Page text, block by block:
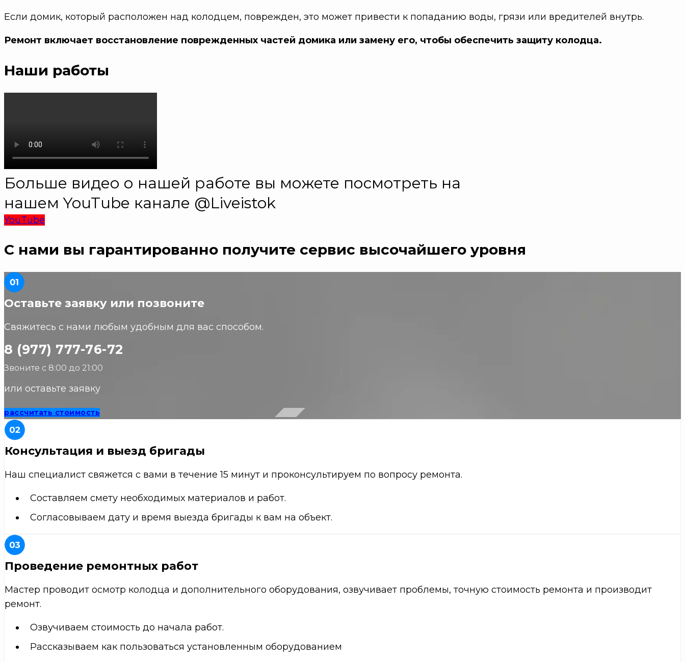
Если домик, который расположен над колодцем, поврежден, это может привести к попаданию воды, грязи или вредителей внутрь.
Ремонт включает восстановление поврежденных частей домика или замену его, чтобы обеспечить защиту колодца.
Наши работы
Больше видео о нашей работе вы можете посмотреть на
нашем YouTube канале @Liveistok
YouTube
С нами вы гарантированно получите сервис высочайшего уровня
Оставьте заявку или позвоните
Свяжитесь с нами любым удобным для вас способом.
8 (977) 777-76-72
Звоните с 8:00 до 21:00
или оставьте заявку
рассчитать стоимость
Консультация и выезд бригады
Наш специалист свяжется с вами в течение 15 минут и проконсультируем по вопросу ремонта.
Составляем смету необходимых материалов и работ.
Согласовываем дату и время выезда бригады к вам на объект.
Проведение ремонтных работ
Мастер проводит осмотр колодца и дополнительного оборудования, озвучивает проблемы, точную стоимость ремонта и производит
ремонт.
Озвучиваем стоимость до начала работ.
Рассказываем как пользоваться установленным оборудованием